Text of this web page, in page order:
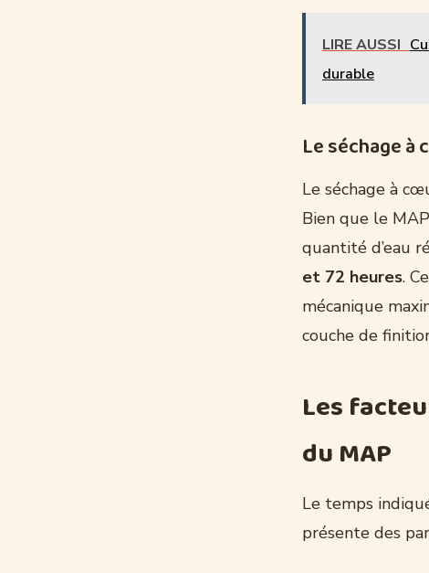
LIRE AUSSI
durable
Le séchage
Le séchage à
Bien que le
quantité d’eau
et 72 heures.
mécanique
couche de
Les
du MAP
Le temps
présente des